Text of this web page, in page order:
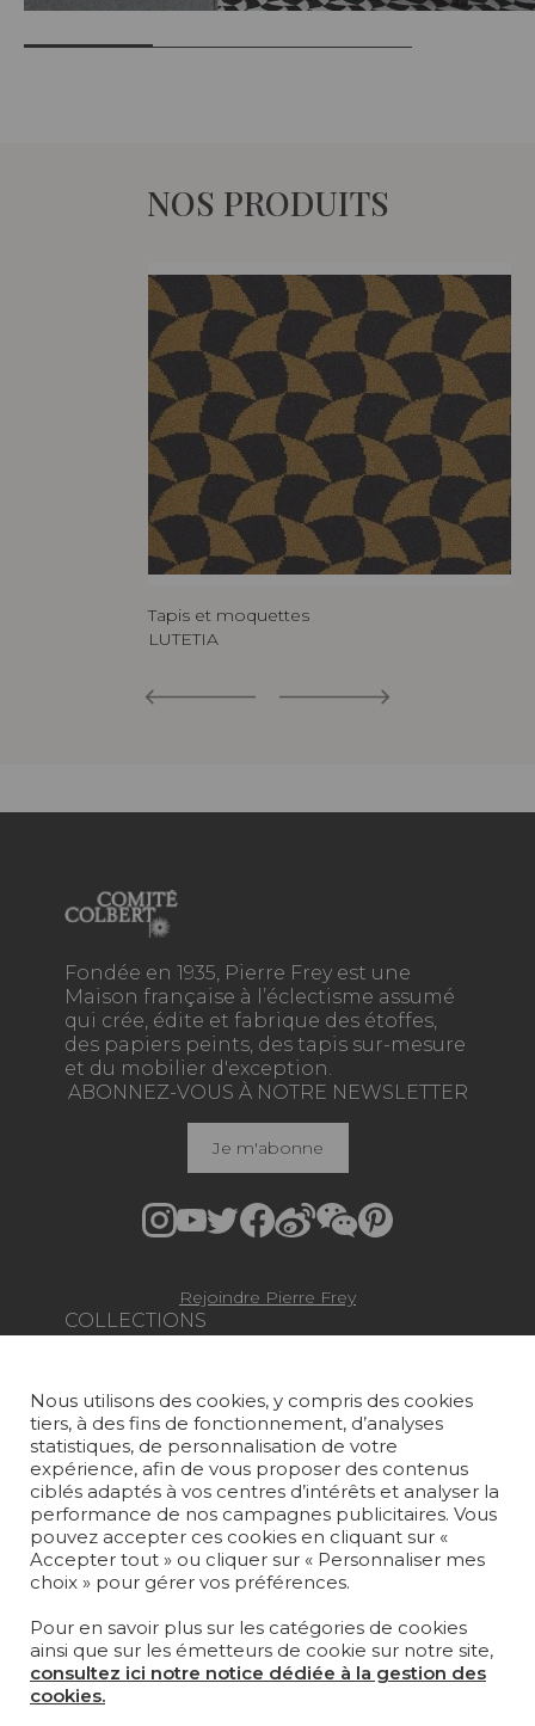
NOS PRODUITS
Tapis et moquettes
LUTETIA
Fondée en 1935, Pierre Frey est une
Maison française à l’éclectisme assumé
qui crée, édite et fabrique des étoffes,
des papiers peints, des tapis sur-mesure
et du mobilier d'exception.
COLLECTIONS
PAPIERS PEINTS
TAPIS ET MOQUETTES
MOBILIER
PROJETS
SUR-MESURE
MAGAZINE
LA MAISON
ABONNEZ-VOUS À NOTRE NEWSLETTER
Je m'abonne
Rejoindre Pierre Frey
Nous utilisons des cookies, y compris des cookies
tiers, à des fins de fonctionnement, d’analyses
statistiques, de personnalisation de votre
expérience, afin de vous proposer des contenus
ciblés adaptés à vos centres d’intérêts et analyser la
performance de nos campagnes publicitaires. Vous
pouvez accepter ces cookies en cliquant sur «
Accepter tout » ou cliquer sur « Personnaliser mes
choix » pour gérer vos préférences.
Pour en savoir plus sur les catégories de cookies
ainsi que sur les émetteurs de cookie sur notre site,
consultez ici notre notice dédiée à la gestion des
cookies.